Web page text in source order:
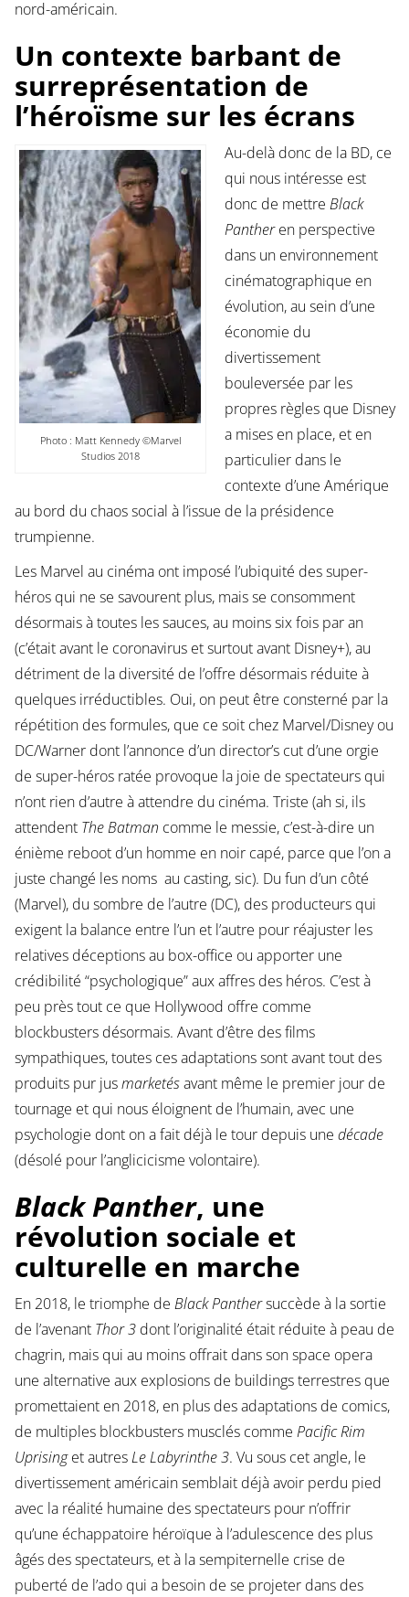
nord-américain.
Un contexte barbant de
surreprésentation de
l’héroïsme sur les écrans
Photo : Matt Kennedy ©Marvel
Studios 2018
Au-delà donc de la BD, ce
qui nous intéresse est
donc de mettre Black
Pantheren perspective
dans un environnement
cinématographique en
évolution, au sein d’une
économie du
divertissement
bouleversée par les
propres règles que Disney
a mises en place, et en
particulier dans le
contexte d’une Amérique
au bord du chaos social à l’issue de la présidence
trumpienne.
Les Marvel au cinéma ont imposé l’ubiquité des super-
héros qui ne se savourent plus, mais se consomment
désormais à toutes les sauces, au moins six fois par an
(c’était avant le coronavirus et surtout avant Disney+), au
détriment de la diversité de l’offre désormais réduite à
quelques irréductibles. Oui, on peut être consterné par la
répétition des formules, que ce soit chez Marvel/Disney ou
DC/Warner dont l’annonce d’un director’s cut d’une orgie
de super-héros ratée provoque la joie de spectateurs qui
n’ont rien d’autre à attendre du cinéma. Triste (ah si, ils
attendent The Batman comme le messie, c’est-à-dire un
énième reboot d’un homme en noir capé, parce que l’on a
juste changé les noms au casting, sic). Du fun d’un côté
(Marvel), du sombre de l’autre (DC), des producteurs qui
exigent la balance entre l’un et l’autre pour réajuster les
relatives déceptions au box-office ou apporter une
crédibilité “psychologique” aux affres des héros. C’est à
peu près tout ce que Hollywood offre comme
blockbusters désormais. Avant d’être des films
sympathiques, toutes ces adaptations sont avant tout des
produits pur jusmarketésavant même le premier jour de
tournage et qui nous éloignent de l’humain, avec une
psychologie dont on a fait déjà le tour depuis une décade
(désolé pour l’anglicicisme volontaire).
Black Panther, une
révolution sociale et
culturelle en marche
En 2018, le triomphe de Black Panthersuccède à la sortie
de l’avenant Thor 3dont l’originalité était réduite à peau de
chagrin, mais qui au moins offrait dans son space opera
une alternative aux explosions de buildings terrestres que
promettaient en 2018, en plus des adaptations de comics,
de multiples blockbusters musclés comme Pacific Rim
Uprisinget autresLe Labyrinthe 3. Vu sous cet angle, le
divertissement américain semblait déjà avoir perdu pied
avec la réalité humaine des spectateurs pour n’offrir
qu’une échappatoire héroïque à l’adulescence des plus
âgés des spectateurs, et à la sempiternelle crise de
puberté de l’ado qui a besoin de se projeter dans des